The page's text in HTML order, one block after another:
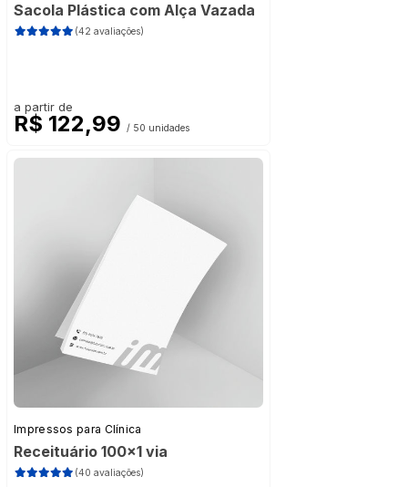
Sacola Plástica com Alça Vazada
(42 avaliações)
a partir de
R$ 122,99 / 50 unidades
Impressos para Clínica
Receituário 100x1 via
(40 avaliações)